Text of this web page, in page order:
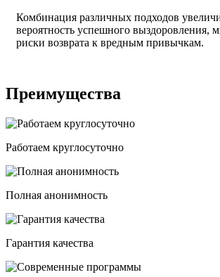
Комбинация различных подходов
вероятность успешного выздоровления,
риски возврата к вредным привычкам.
Преимущества
Работаем круглосуточно
Полная анонимность
Гарантия качества